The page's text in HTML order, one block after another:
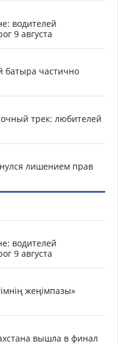
водителей
9 августа
батыра частично
трек: любителей
лишением прав
водителей
9 августа
жеңімпазы»
вышла в финал